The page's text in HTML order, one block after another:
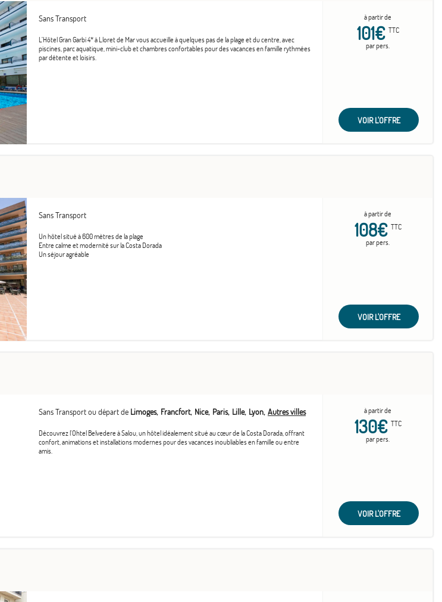
Sans Transport
L’Hôtel Gran Garbí 4* à Lloret de Mar vous accueille à quelques pas de la plage et du centre, avec
piscines, parc aquatique, mini-club et chambres confortables pour des vacances en famille rythmées
par détente et loisirs.
à partir de
101€ TTC
par pers.
VOIR L'OFFRE
Sans Transport
Un hôtel situé à 600 mètres de la plage
Entre calme et modernité sur la Costa Dorada
Un séjour agréable
à partir de
108€ TTC
par pers.
VOIR L'OFFRE
Sans Transport ou départ de Limoges Francfort Nice Paris Lille Lyon Autres villes
Découvrez l'Ohtel Belvedere à Salou, un hôtel idéalement situé au cœur de la Costa Dorada, offrant
confort, animations et installations modernes pour des vacances inoubliables en famille ou entre
amis.
à partir de
130€ TTC
par pers.
VOIR L'OFFRE